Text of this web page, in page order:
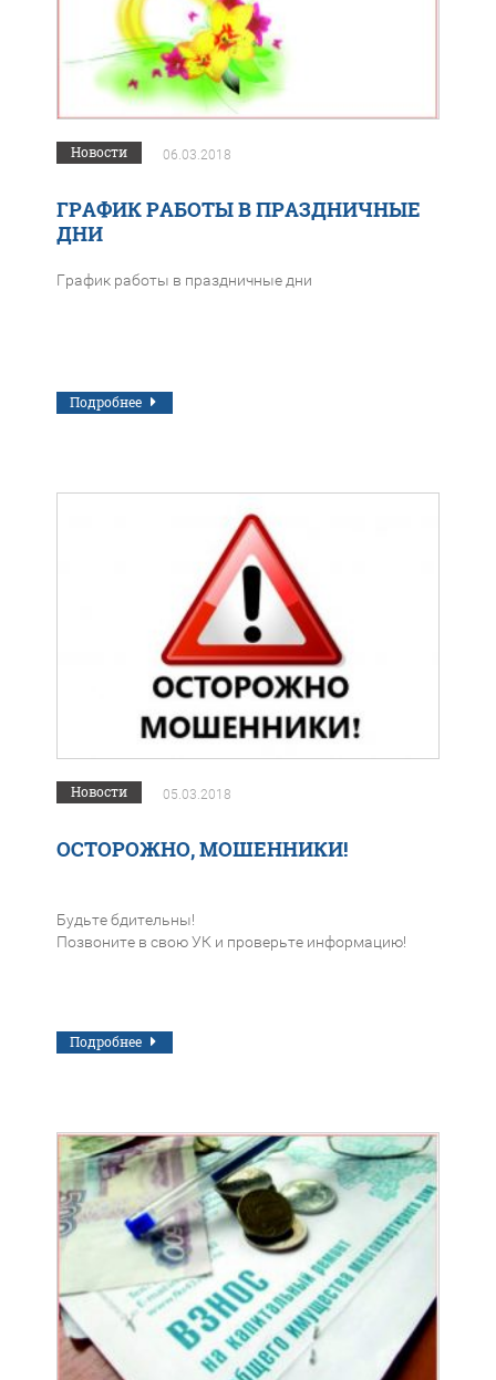
Новости 06.03.2018
ГРАФИК РАБОТЫ В ПРАЗДНИЧНЫЕ
ДНИ
График работы в праздничные дни
Подробнее
Новости 05.03.2018
ОСТОРОЖНО, МОШЕННИКИ!
Будьте бдительны!
Позвоните в свою УК и проверьте информацию!
Подробнее